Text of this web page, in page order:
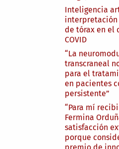
Inteligencia
de tórax en el
COVID
“La
transcraneal
para el
en pacientes
persistente”
“Para mí
Fermina
satisfacción
porque